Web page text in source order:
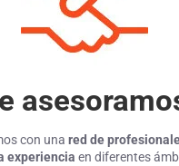
con una red de
experiencia en diferentes